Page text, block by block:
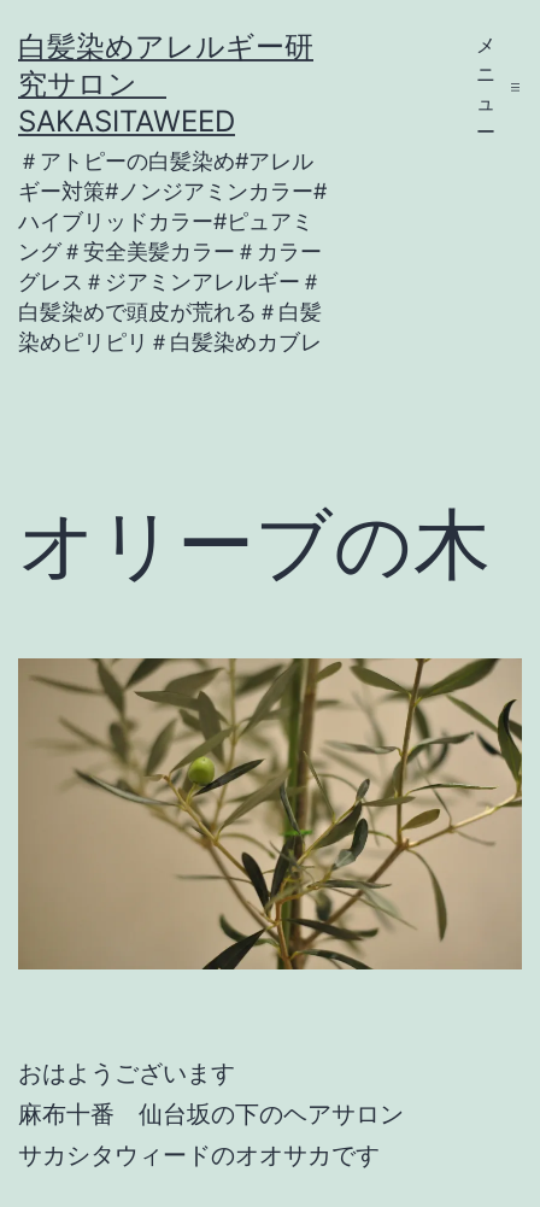
ン
テ
ン
ツ
へ
ス
キ
ッ
白髪染めアレルギー研
究サロン
SAKASITAWEED
＃アトピーの白髪染め#アレル
ギー対策#ノンジアミンカラー#
ハイブリッドカラー#ピュアミ
ング＃安全美髪カラー＃カラー
グレス＃ジアミンアレルギー＃
白髪染めで頭皮が荒れる＃白髪
染めピリピリ＃白髪染めカブレ
メ
ニ
ュ
ー
オリーブの木
おはようございます
麻布十番 仙台坂の下のヘアサロン
サカシタウィードのオオサカです